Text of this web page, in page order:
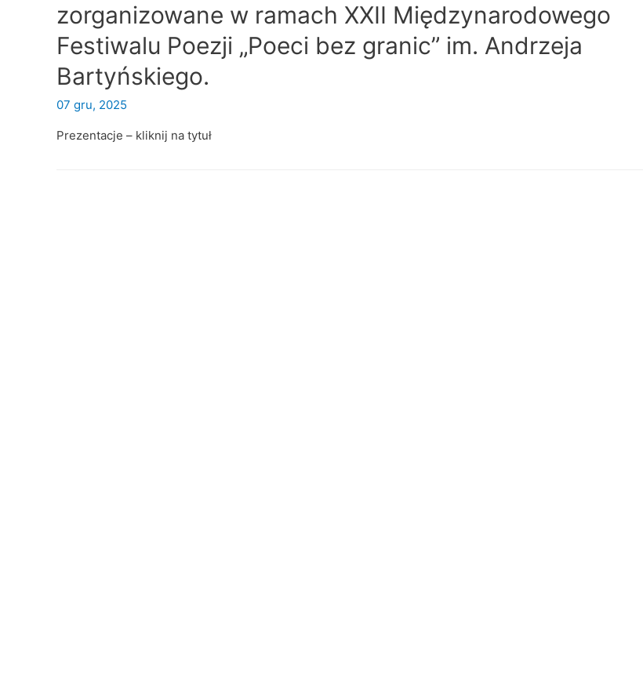
zorganizowane w ramach XXII Międzynarodowego
Festiwalu Poezji „Poeci bez granic” im. Andrzeja
Bartyńskiego.
07 gru, 2025
Prezentacje – kliknij na tytuł